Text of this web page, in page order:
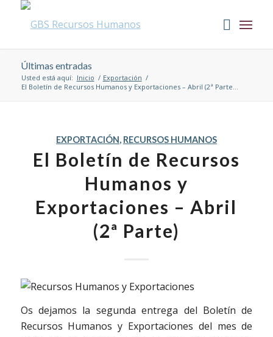
Últimas entradas
Usted está aquí: Inicio / Exportación /
El Boletín de Recursos Humanos y Exportaciones – Abril (2ª Parte...
EXPORTACIÓN, RECURSOS HUMANOS
El Boletín de Recursos
Humanos y
Exportaciones – Abril
(2ª Parte)
Os dejamos la segunda entrega del Boletín de
Recursos Humanos y Exportaciones del mes de